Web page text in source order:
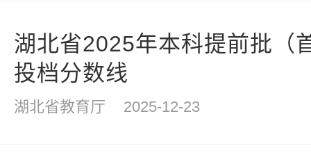
湖北省2025年本科提前批（
投档分数线
湖北省教育厅 2025-12-23